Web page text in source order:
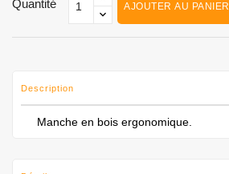
Quantité AJOUTER AU PANIER
Description
Manche en bois ergonomique.